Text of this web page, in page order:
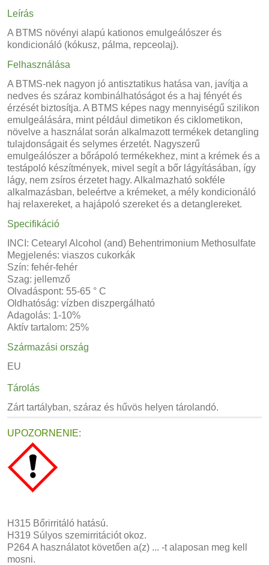
Leírás
A BTMS növényi alapú kationos emulgeálószer és
kondicionáló (kókusz, pálma, repceolaj).
Felhasználása
A BTMS-nek nagyon jó antisztatikus hatása van, javítja a
nedves és száraz kombinálhatóságot és a haj fényét és
érzését biztosítja. A BTMS képes nagy mennyiségű szilikon
emulgeálására, mint például dimetikon és ciklometikon,
növelve a használat során alkalmazott termékek detangling
tulajdonságait és selymes érzetét. Nagyszerű
emulgeálószer a bőrápoló termékekhez, mint a krémek és a
testápoló készítmények, mivel segít a bőr lágyításában, így
lágy, nem zsíros érzetet hagy. Alkalmazható sokféle
alkalmazásban, beleértve a krémeket, a mély kondicionáló
haj relaxereket, a hajápoló szereket és a detanglereket.
Specifikáció
INCI: Cetearyl Alcohol (and) Behentrimonium Methosulfate
Megjelenés: viaszos cukorkák
Szín: fehér-fehér
Szag: jellemző
Olvadáspont: 55-65 ° C
Oldhatóság: vízben diszpergálható
Adagolás: 1-10%
Aktív tartalom: 25%
Származási ország
EU
Tárolás
Zárt tartályban, száraz és hűvös helyen tárolandó.
UPOZORNENIE:
H315 Bőrirritáló hatású.
H319 Súlyos szemirritációt okoz.
P264 A használatot követően a(z) ... -t alaposan meg kell
mosni.